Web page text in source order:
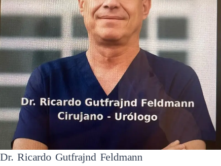
Dr. Ricardo Gutfrajnd Feldmann